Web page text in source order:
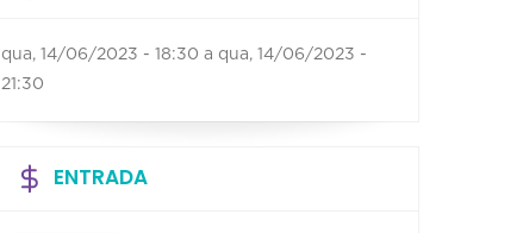
qua, 14/06/2023 - 18:30 a qua, 14/06/2023 -
21:30
ENTRADA